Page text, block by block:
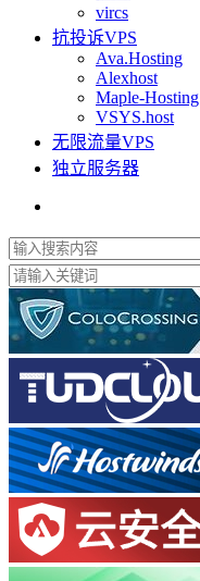
vircs
抗投诉VPS
Ava.Hosting
Alexhost
Maple-Hosting
VSYS.host
无限流量VPS
独立服务器